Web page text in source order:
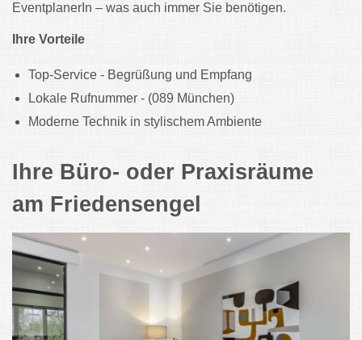
EventplanerIn – was auch immer Sie benötigen.
Ihre Vorteile
Top-Service - Begrüßung und Empfang
Lokale Rufnummer - (089 München)
Moderne Technik in stylischem Ambiente
Ihre Büro- oder Praxisräume
am Friedensengel